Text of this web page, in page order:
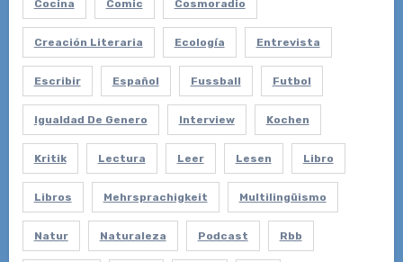
Cocina Comic Cosmoradio
Creación Literaria Ecología Entrevista
Escribir Español Fussball Futbol
Igualdad De Genero Interview Kochen
Kritik Lectura Leer Lesen Libro
Libros Mehrsprachigkeit Multilingüismo
Natur Naturaleza Podcast Rbb